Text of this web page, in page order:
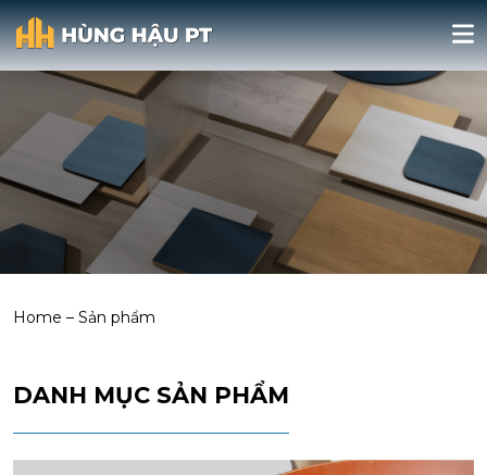
Home – Sản phẩm
DANH MỤC SẢN PHẨM